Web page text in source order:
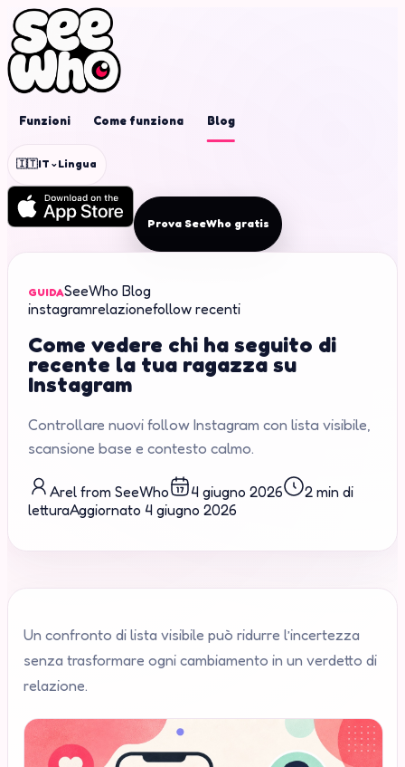
Funzioni Come funziona Blog
🇮🇹IT ⌄Lingua
Prova SeeWho gratis
GUIDASeeWho Blog
instagramrelazionefollow recenti
Come vedere chi ha seguito di
recente la tua ragazza su
Instagram
Controllare nuovi follow Instagram con lista visibile,
scansione base e contesto calmo.
Arel from SeeWho 4 giugno 2026
2 min di
letturaAggiornato 4 giugno 2026
Un confronto di lista visibile può ridurre l’incertezza
senza trasformare ogni cambiamento in un verdetto di
relazione.